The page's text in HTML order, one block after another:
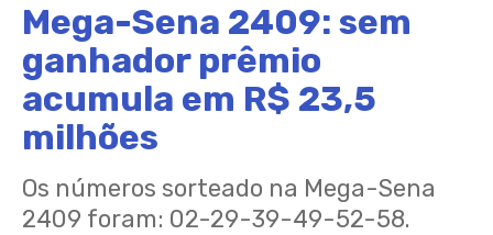
Mega-Sena 2409: sem
ganhador prêmio
acumula em R$ 23,5
milhões
Os números sorteado na Mega-Sena
2409 foram: 02-29-39-49-52-58.